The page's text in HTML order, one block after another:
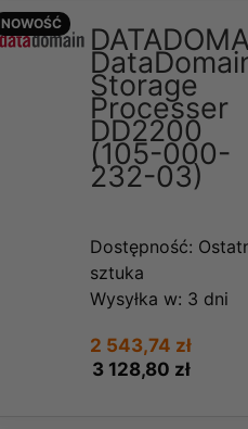
Storage
Processer
DD2200
(105-000-
232-03)
Dostępność:
sztuka
Wysyłka w: 3 dni
3 128,80 zł
2 543,74 zł
NOWOŚĆ